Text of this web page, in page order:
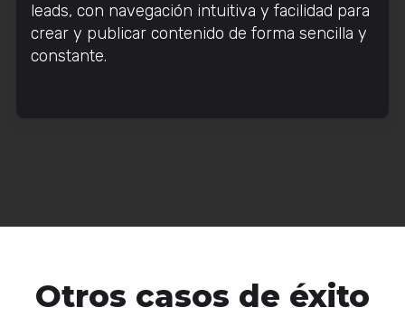
leads, con navegación intuitiva y facilidad para
crear y publicar contenido de forma sencilla y
constante.
Otros casos de éxito